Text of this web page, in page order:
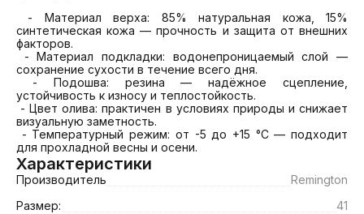
синтетическая кожа — прочность и защита от внешних
факторов.
сохранение сухости в течение всего дня.
устойчивость к износу и теплостойкость.
визуальную заметность.
для прохладной весны и осени.
Характеристики
Производитель
Remington
Размер:
41